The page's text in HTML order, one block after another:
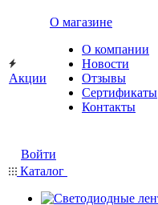
Акции
О магазине
О компании
Новости
Отзывы
Сертификаты
Контакты
Войти
Каталог